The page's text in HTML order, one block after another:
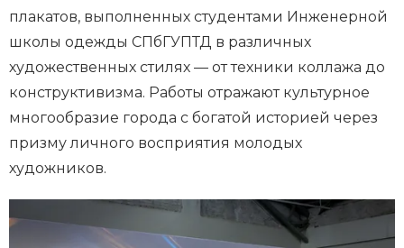
плакатов, выполненных студентами Инженерной
школы одежды СПбГУПТД в различных
художественных стилях — от техники коллажа до
конструктивизма. Работы отражают культурное
многообразие города с богатой историей через
призму личного восприятия молодых
художников.